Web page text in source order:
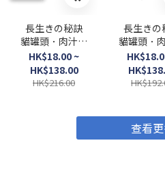
長生きの秘訣
貓罐頭．肉汁湯
罐 吞拿魚+綠唇
貽貝口味80g
HK$18.00 ~
HK$138.00
HK$216.00
長生きの
貓罐頭．
罐 吞拿魚
+南瓜口
查看